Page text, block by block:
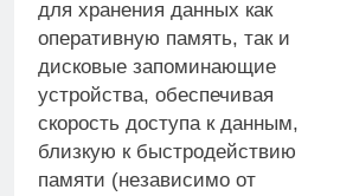
для хранения данных как
оперативную память, так и
дисковые запоминающие
устройства, обеспечивая
скорость доступа кданным,
близкую к быстродействию
памяти (независимо от